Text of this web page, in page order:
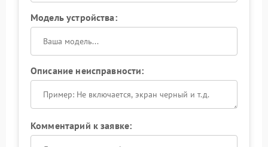
Модель устройства:
Описание неисправности:
Комментарий к заявке: